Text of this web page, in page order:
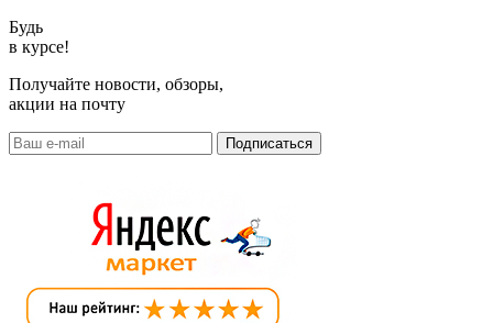
Будь
в курсе!
Получайте новости, обзоры,
акции на почту